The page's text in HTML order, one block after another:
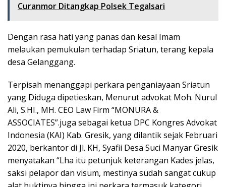
Curanmor Ditangkap Polsek Tegalsari
Dengan rasa hati yang panas dan kesal Imam
melaukan pemukulan terhadap Sriatun, terang kepala
desa Gelanggang.
Terpisah menanggapi perkara penganiayaan Sriatun
yang Diduga dipetieskan, Menurut advokat Moh. Nurul
Ali, S.HI., MH. CEO Law Firm “MONURA &
ASSOCIATES”.juga sebagai ketua DPC Kongres Advokat
Indonesia (KAI) Kab. Gresik, yang dilantik sejak Februari
2020, berkantor di Jl. KH, Syafii Desa Suci Manyar Gresik
menyatakan “Lha itu petunjuk keterangan Kades jelas,
saksi pelapor dan visum, mestinya sudah sangat cukup